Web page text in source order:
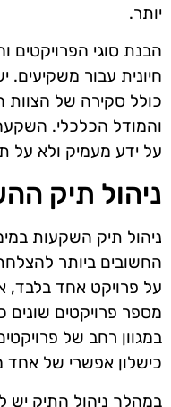
יותר.
הבנת סוגי הפרויקטים
חיונית עבור משקיעים.
כולל סקירה של
והמודל הכלכלי.
על ידע מעמיק ולא על
ניהול תיק
ניהול תיק השקעות
החשובים ביותר
על פרויקט אחד בלבד,
מספר פרויקטים
במגוון רחב של
כישלון אפשרי של
במהלך ניהול התיק יש